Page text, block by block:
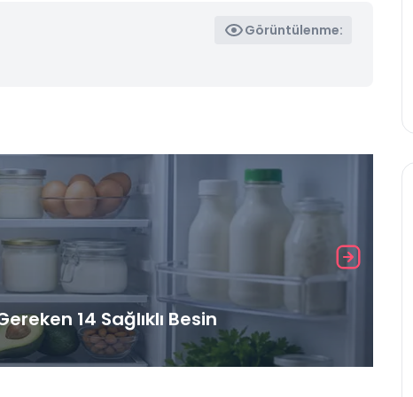
Görüntülenme:
14 Sağlıklı Besin